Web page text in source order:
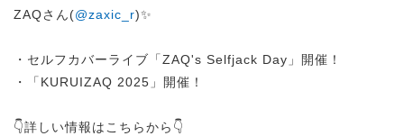
ZAQさん(@zaxic_r)✨
・セルフカバーライブ「ZAQ's Selfjack Day」開催！
・「KURUIZAQ 2025」開催！
👇詳しい情報はこちらから👇